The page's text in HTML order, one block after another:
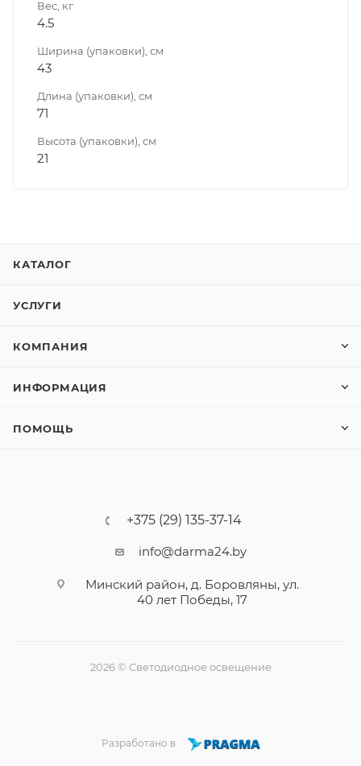
Вес, кг
4.5
Ширина (упаковки), см
43
Длина (упаковки), см
71
Высота (упаковки), см
21
КАТАЛОГ
УСЛУГИ
КОМПАНИЯ
ИНФОРМАЦИЯ
ПОМОЩЬ
+375 (29) 135-37-14
info@darma24.by
Минский район, д. Боровляны, ул.
40 лет Победы, 17
2026 © Светодиодное освещение
Разработано в